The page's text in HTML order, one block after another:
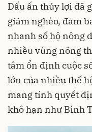
Dấu ấn thủy lợi đã
giảm nghèo, đảm
nhanh số hộ nông
nhiều vùng nông
tâm ổn định cuộc
lớn của nhiều thế
mang tính quyết
khô hạn như Bình